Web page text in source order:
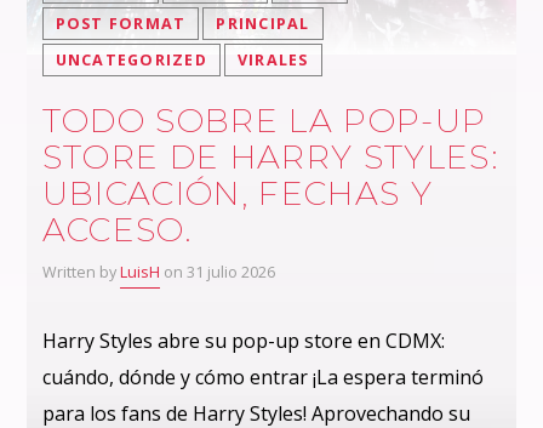
POST FORMAT
PRINCIPAL
UNCATEGORIZED
VIRALES
TODO SOBRE LA POP-UP
STORE DE HARRY STYLES:
UBICACIÓN, FECHAS Y
ACCESO.
Written byLuisH on 31 julio 2026
Harry Styles abre su pop-up store en CDMX:
cuándo, dónde y cómo entrar ¡La espera terminó
para los fans de Harry Styles! Aprovechando su